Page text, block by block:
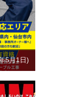
5月1日